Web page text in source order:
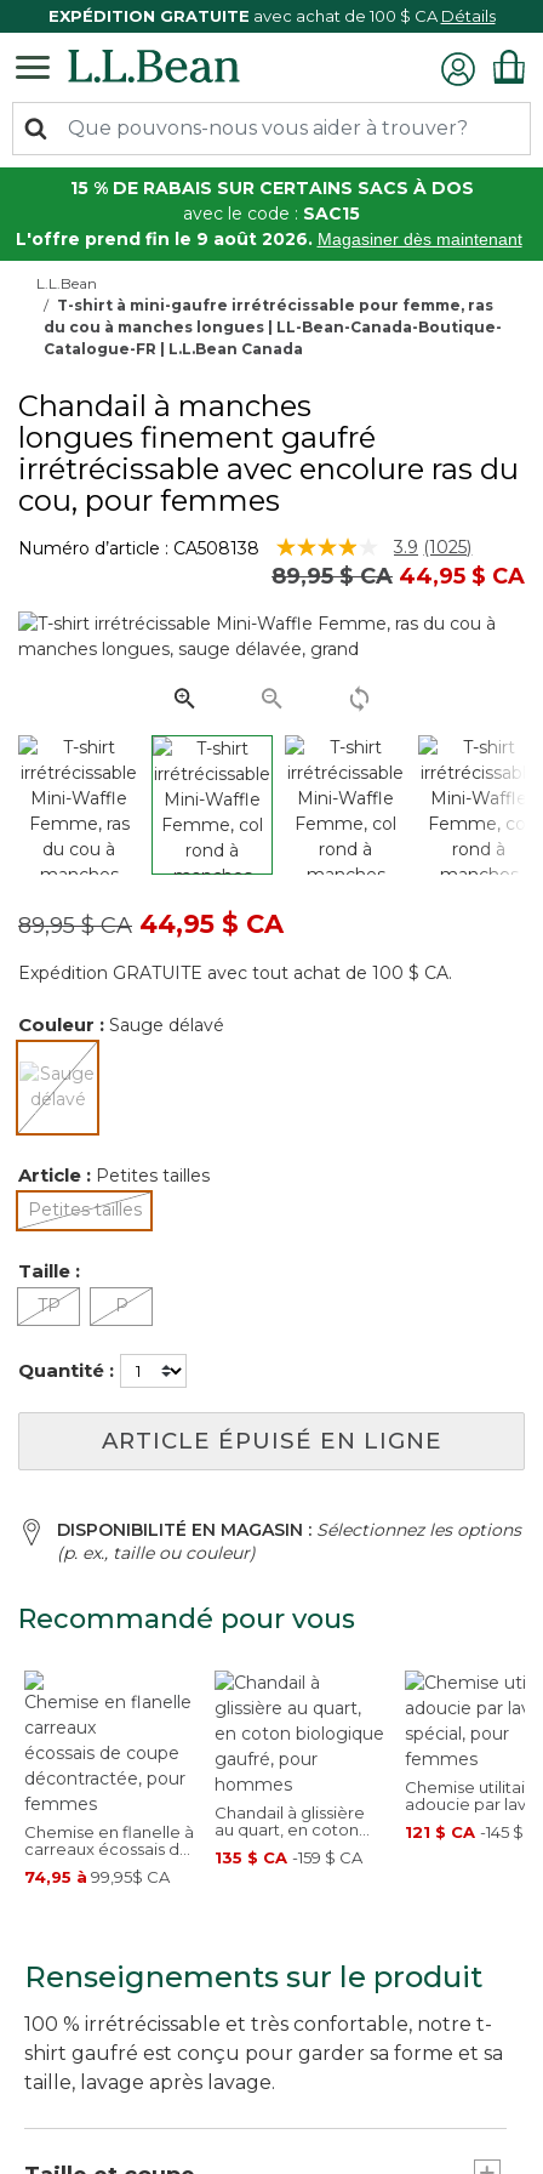
EXPÉDITION GRATUITE avec achat de 100 $ CA Détails
15 % DE RABAIS SUR CERTAINS SACS À DOS
avec le code : SAC15
L'offre prend fin le 9 août 2026. Magasiner dès maintenant
L.L.Bean
T-shirt à mini-gaufre irrétrécissable pour femme, ras
du cou à manches longues | LL-Bean-Canada-Boutique-
Catalogue-FR | L.L.Bean Canada
Chandail à manches
longues finement gaufré
irrétrécissable avec encolure ras du
cou, pour femmes
Numéro d’article : CA508138 4,2 sur 5 Évaluation des clients
3.9 Lire
les
1025
Lien
(1025)
Prix réduit de
89,95 $ CAà44,95 $ CA
Prix réduit de
89,95 $ CAà44,95 $ CA
Expédition GRATUITE avec tout achat de 100 $ CA.
Couleur : Sauge délavé
Article : Petites tailles
Petites tailles
sélectionné
Taille :
TP P
Quantité :
ARTICLE ÉPUISÉ EN LIGNE
DISPONIBILITÉ EN MAGASIN : Sélectionnez les options
(p. ex., taille ou couleur)
Recommandé pour vous
Chemise en flanelle à
carreaux écossais de
coupe décontractée,
pour femmes
74,95 à 99,95$ CA
Chandail à glissière
au quart, en coton
biologique gaufré,
pour hommes
135 $ CA -159 $ CA
Chemise utilitaire
adoucie par
spécial, pour
121 $ CA -145 $
Renseignements sur le produit
100 % irrétrécissable et très confortable, notre t-
shirt gaufré est conçu pour garder sa forme et sa
taille, lavage après lavage.